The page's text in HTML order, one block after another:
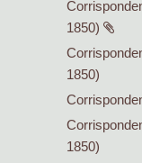
1850)
1850)
1850)